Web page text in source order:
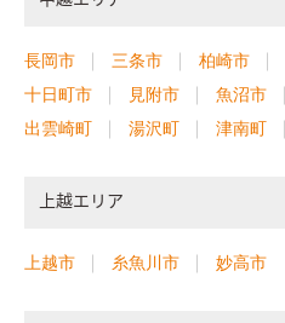
長岡市 三条市 柏崎市
十日町市
見附市 魚沼市
出雲崎町
湯沢町 津南町
上越エリア
上越市 糸魚川市 妙高市